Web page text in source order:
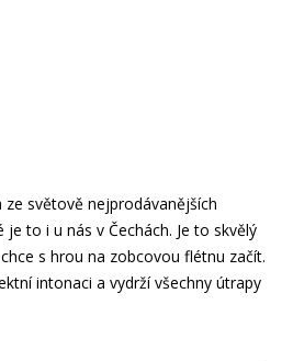
ze světově nejprodávanějších
to i u nás v Čechách. Je to skvělý
s hrou na zobcovou flétnu začít.
intonaci a vydrží všechny útrapy